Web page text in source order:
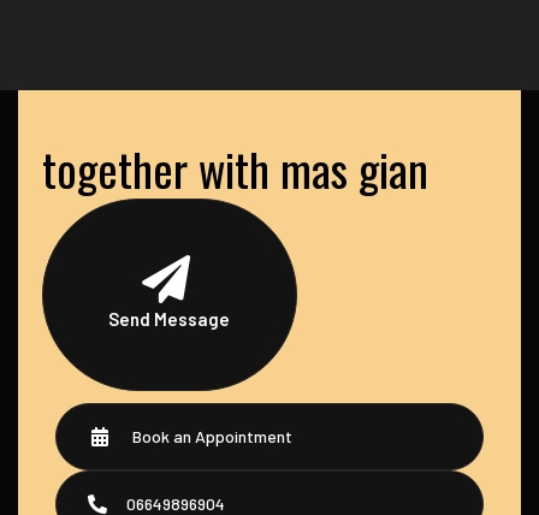
together with mas gian
Send Message
Book an Appointment
06649896904